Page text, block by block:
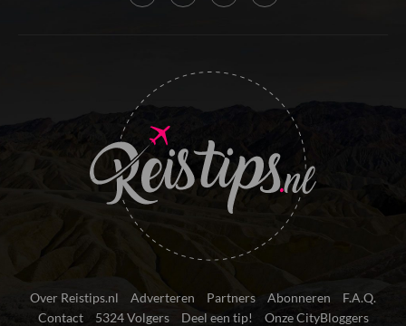
Over Reistips.nl Adverteren Partners Abonneren
F.A.Q.
Contact
5324 Volgers Deel een tip! Onze CityBloggers